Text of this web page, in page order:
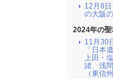
12月8
の大阪
2024年の聖
11月30
「日本
上田・
諸、浅
（東信州